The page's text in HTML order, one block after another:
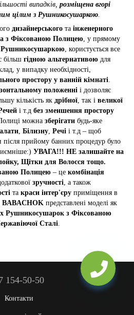
випадків, розміщена вгорі
цілим з Рушникосушаркою.
дизайнерського та інженерного
з Фіксованою Полицею, у прямому
Рушникосушаркою, користується все
більш гідною альтернативою для
у випадку необхідності,
простору у ванній кімнаті.
положенні і дозволяє
кількість як дрібної, так і великої
і т.д без зменшення простору
можна зберігати будь-яке
, Білизну, Речі і т.д – щоб
після прийому банних процедур було
УВАГА!!! НЕ залишайте на
Щітки для Волосся тощо.
Полицею – це комбінація
зручності, а також
та краси інтер'єру приміщення в
BABACHOK представлені моделі як
Рушникосушарок з Фіксованою
Сталі.
154-50-50
Контакти